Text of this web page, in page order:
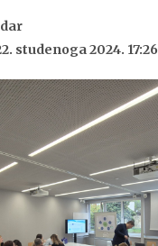
studenoga 2024. 17:26